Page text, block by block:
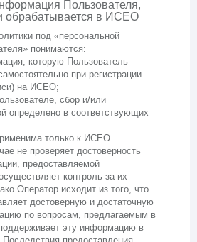
Пользователя,
обрабатывается в ИСЕО
под «персональной
понимаются:
которую Пользователь
при регистрации
на ИСЕО;
сбор и/или
определено в соответствующих
только к ИСЕО.
не проверяет достоверность
предоставляемой
контроль за их
Оператор исходит из того, что
достоверную и достаточную
по вопросам, предлагаемым в
эту информацию в